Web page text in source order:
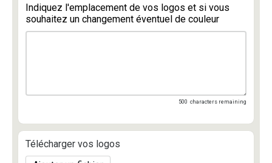
Indiquez l'emplacement de vos logos et si vous
souhaitez un changement éventuel de couleur
500 characters remaining
Télécharger vos logos